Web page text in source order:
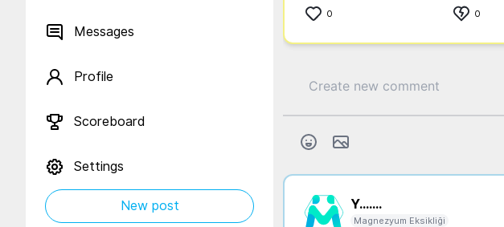
Messages
Profile
Scoreboard
Settings
New post
0 0
Y.......
Magnezyum Eksikliği